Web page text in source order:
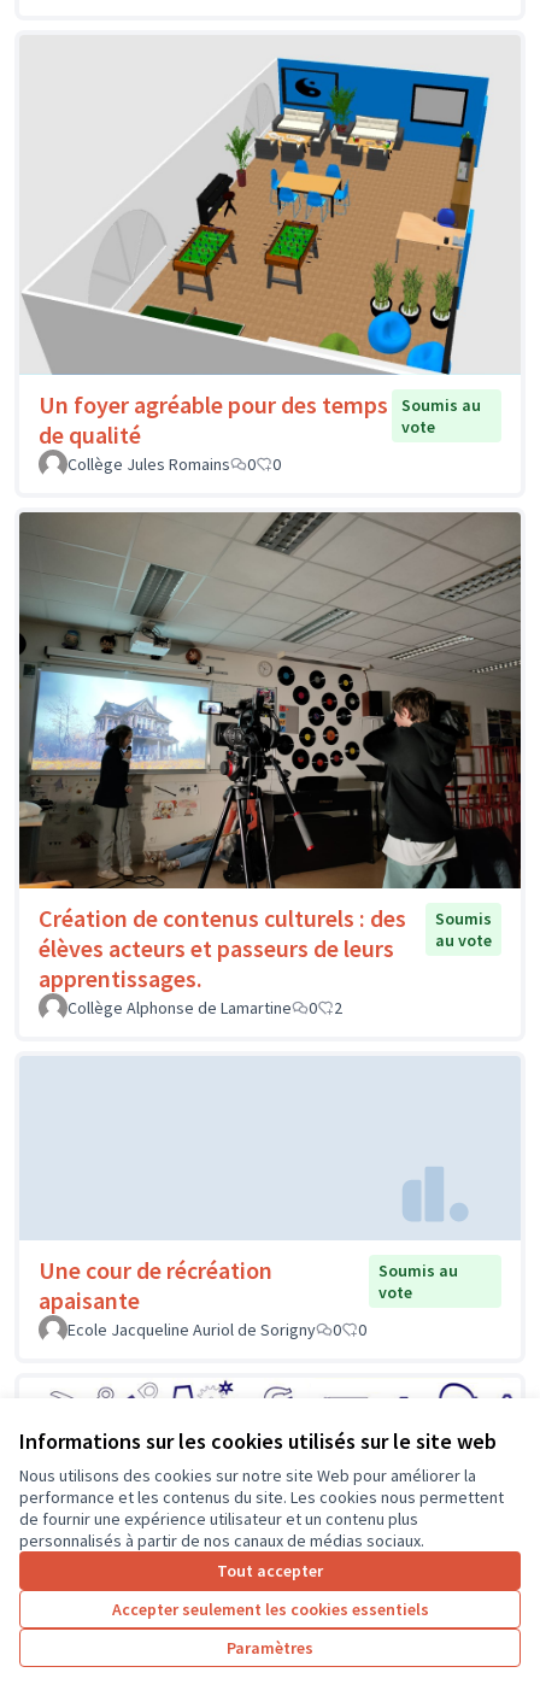
Informations sur les cookies utilisés sur le site web
Nous utilisons des cookies sur notre site Web pour améliorer la
performance et les contenus du site. Les cookies nous permettent
de fournir une expérience utilisateur et un contenu plus
personnalisés à partir de nos canaux de médias sociaux.
Tout accepter
Accepter seulement les cookies essentiels
Paramètres
Un foyer agréable pour des temps
de qualité
Soumis au
vote
Collège Jules Romains
0 0
Création de contenus culturels : des
élèves acteurs et passeurs de leurs
apprentissages.
Soumis
au vote
Collège Alphonse de Lamartine 0 2
Une cour de récréation
apaisante
Soumis au
vote
Ecole Jacqueline Auriol de Sorigny
0 0
Un atelier de réparation au
Soumis au